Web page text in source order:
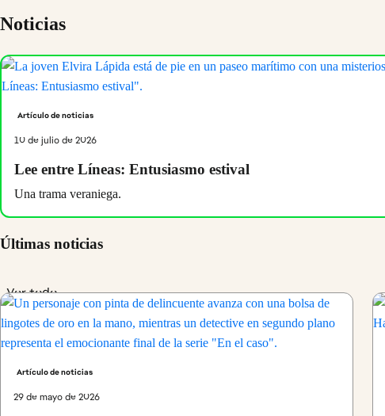
Noticias
Artículo de noticias
10 de julio de 2026
Lee entre Líneas: Entusiasmo estival
Una trama veraniega.
Últimas noticias
Ver todo
Artículo de noticias
29 de mayo de 2026